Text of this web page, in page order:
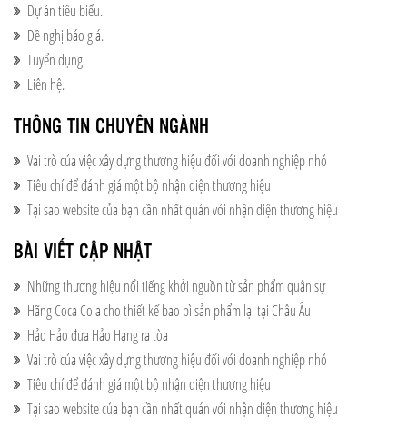
Dự án tiêu biểu.​
Đề nghị báo giá.
Tuyển dụng.
Liên hệ.
THÔNG TIN CHUYÊN NGÀNH
Vai trò của việc xây dựng thương hiệu đối với doanh nghiệp nhỏ
Tiêu chí để đánh giá một bộ nhận diện thương hiệu
Tại sao website của bạn cần nhất quán với nhận diện thương hiệu
BÀI VIẾT CẬP NHẬT
Những thương hiệu nổi tiếng khởi nguồn từ sản phẩm quân sự
Hãng Coca Cola cho thiết kế bao bì sản phẩm lại tại Châu Âu
Hảo Hảo đưa Hảo Hạng ra tòa
Vai trò của việc xây dựng thương hiệu đối với doanh nghiệp nhỏ
Tiêu chí để đánh giá một bộ nhận diện thương hiệu
Tại sao website của bạn cần nhất quán với nhận diện thương hiệu